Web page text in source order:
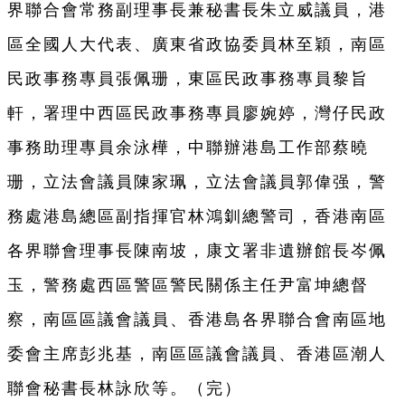
界聯合會常務副理事長兼秘書長朱立威議員，港
區全國人大代表、廣東省政協委員林至穎，南區
民政事務專員張佩珊，東區民政事務專員黎旨
軒，署理中西區民政事務專員廖婉婷，灣仔民政
事務助理專員余泳樺，中聯辦港島工作部蔡曉
珊，立法會議員陳家珮，立法會議員郭偉强，警
務處港島總區副指揮官林鴻釧總警司，香港南區
各界聯會理事長陳南坡，康文署非遺辦館長岑佩
玉，警務處西區警區警民關係主任尹富坤總督
察，南區區議會議員、香港島各界聯合會南區地
委會主席彭兆基，南區區議會議員、香港區潮人
聯會秘書長林詠欣等。（完）